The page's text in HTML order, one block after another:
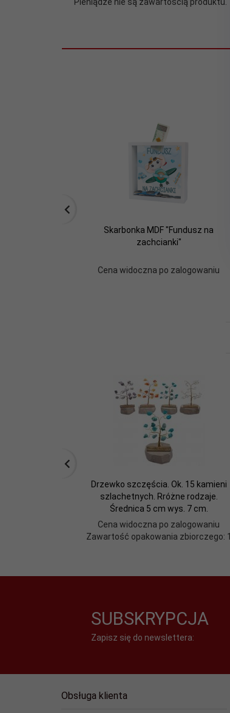
Skarbonka MDF "Fundusz na
zachcianki"
Cena widoczna po zalogowaniu
Drzewko szczęścia. Ok. 15 kamieni
szlachetnych. Rróżne rodzaje.
Średnica 5 cm wys. 7 cm.
Cena widoczna po zalogowaniu
Zawartość opakowania zbiorczego: 1
SUBSKRYPCJA
Zapisz się do newslettera:
Obsługa klienta